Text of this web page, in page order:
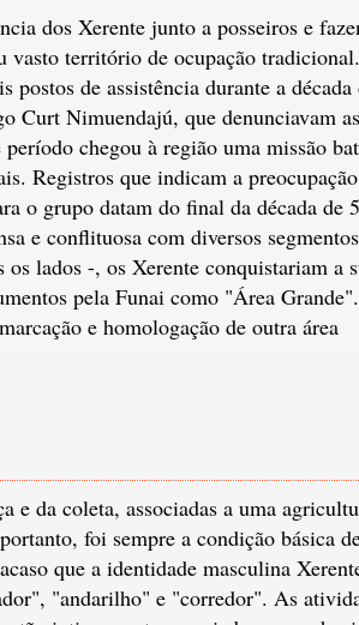
dos Xerente junto a posseiros e
vasto território de ocupação
de assistência durante a década
Curt Nimuendajú, que denunciavam as
chegou à região uma missão
Registros que indicam a
o grupo datam do final da década de
e conflituosa com diversos
lados -, os Xerente conquistariam a
pela Funai como "Área
e homologação de outra área
e da coleta, associadas a uma
foi sempre a condição básica
que a identidade masculina
"andarilho" e "corredor". As